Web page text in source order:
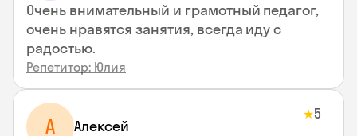
Очень внимательный и грамотный педагог,
очень нравятся занятия, всегда иду с
радостью.
Репетитор: Юлия
А Алексей
★5